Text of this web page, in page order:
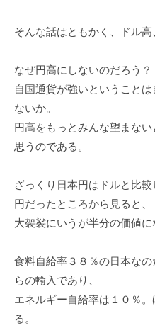
そんな話はともかく、ドル高
なぜ円高にしないのだろう？
自国通貨が強いということ
ないか。
円高をもっとみんな望まな
思うのである。
ざっくり日本円はドルと比
円だったところから見ると、
大袈裟にいうが半分の価値に
食料自給率３８％の日本な
らの輸入であり、
エネルギー自給率は１０％
る。